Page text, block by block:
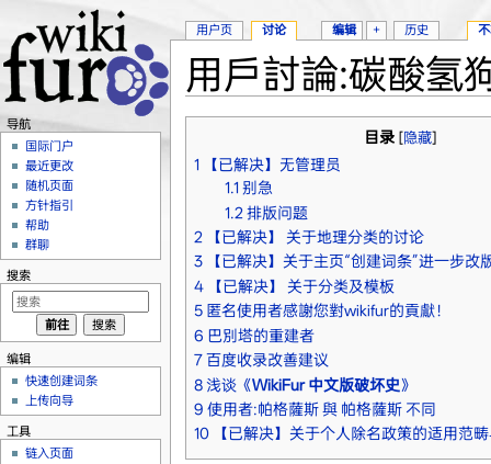
用戶討論:碳酸氢
目录 [隐藏]
1
【已解决】无管理员
1.1 别急
1.2排版问题
2
【已解决】 关于地理分类的讨论
3
【已解决】关于主页“创建词条”进一步改
4
【已解决】 关于分类及模板
5 匿名使用者感謝您對wikifur的貢獻！
6 巴別塔的重建者
7 百度收录改善建议
8 浅谈《WikiFur 中文版破坏史》
9 使用者:帕格薩斯 與 帕格薩斯 不同
10
【已解决】关于个人除名政策的适用范
用户页 讨论 编辑 + 历史
导航
国际门户
最近更改
随机页面
方针指引
帮助
群聊
搜索
编辑
快速创建词条
上传向导
工具
链入页面